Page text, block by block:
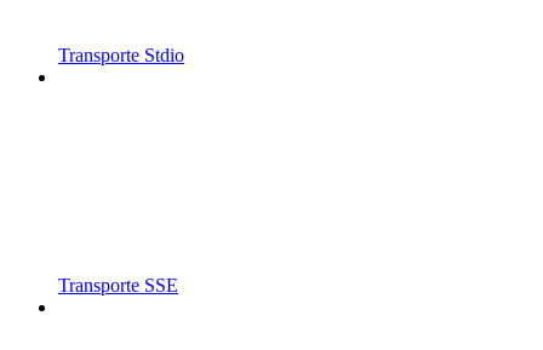
Transporte Stdio
Transporte SSE